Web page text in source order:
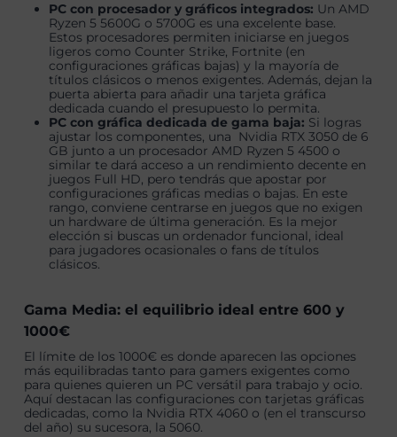
PC con procesador y gráficos integrados: Un AMD
Ryzen 5 5600G o 5700G es una excelente base.
Estos procesadores permiten iniciarse en juegos
ligeros como Counter Strike, Fortnite (en
configuraciones gráficas bajas) y la mayoría de
títulos clásicos o menos exigentes. Además, dejan la
puerta abierta para añadir una tarjeta gráfica
dedicada cuando el presupuesto lo permita.
PC con gráfica dedicada de gama baja: Si logras
ajustar los componentes, una Nvidia RTX 3050 de 6
GB junto a un procesador AMD Ryzen 5 4500 o
similar te dará acceso a un rendimiento decente en
juegos Full HD, pero tendrás que apostar por
configuraciones gráficas medias o bajas. En este
rango, conviene centrarse en juegos que no exigen
un hardware de última generación. Es la mejor
elección si buscas un ordenador funcional, ideal
para jugadores ocasionales o fans de títulos
clásicos.
Gama Media: el equilibrio ideal entre 600 y
1000€
El límite de los 1000€ es donde aparecen las opciones
más equilibradas tanto para gamers exigentes como
para quienes quieren un PC versátil para trabajo y ocio.
Aquí destacan las configuraciones con tarjetas gráficas
dedicadas, como la Nvidia RTX 4060 o (en el transcurso
del año) su sucesora, la 5060.